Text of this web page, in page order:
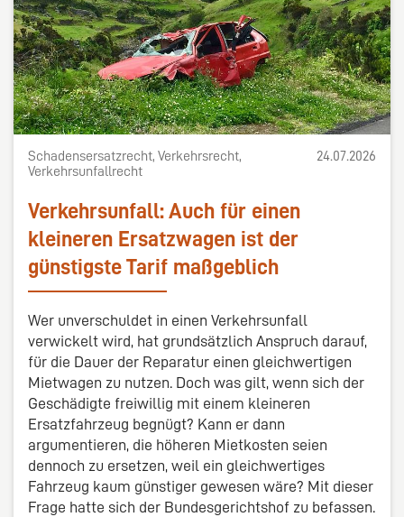
Schadensersatzrecht, Verkehrsrecht,
Verkehrsunfallrecht
24.07.2026
Verkehrsunfall: Auch für einen
kleineren Ersatzwagen ist der
günstigste Tarif maßgeblich
Wer unverschuldet in einen Verkehrsunfall
verwickelt wird, hat grundsätzlich Anspruch darauf,
für die Dauer der Reparatur einen gleichwertigen
Mietwagen zu nutzen. Doch was gilt, wenn sich der
Geschädigte freiwillig mit einem kleineren
Ersatzfahrzeug begnügt? Kann er dann
argumentieren, die höheren Mietkosten seien
dennoch zu ersetzen, weil ein gleichwertiges
Fahrzeug kaum günstiger gewesen wäre? Mit dieser
Frage hatte sich der Bundesgerichtshof zu befassen.